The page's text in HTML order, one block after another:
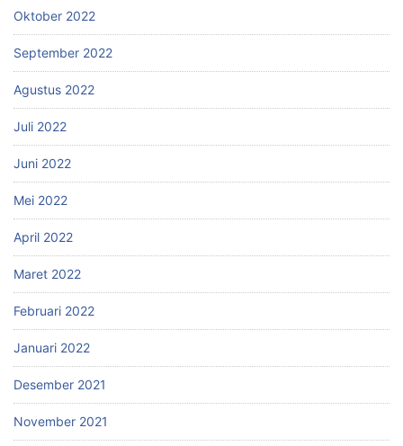
Oktober 2022
September 2022
Agustus 2022
Juli 2022
Juni 2022
Mei 2022
April 2022
Maret 2022
Februari 2022
Januari 2022
Desember 2021
November 2021